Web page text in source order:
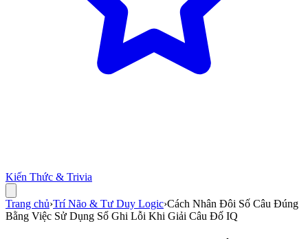
Kiến Thức & Trivia
Trang chủ›Trí Não & Tư Duy Logic›Cách Nhân Đôi Số Câu Đúng
Bằng Việc Sử Dụng Sổ Ghi Lỗi Khi Giải Câu Đố IQ